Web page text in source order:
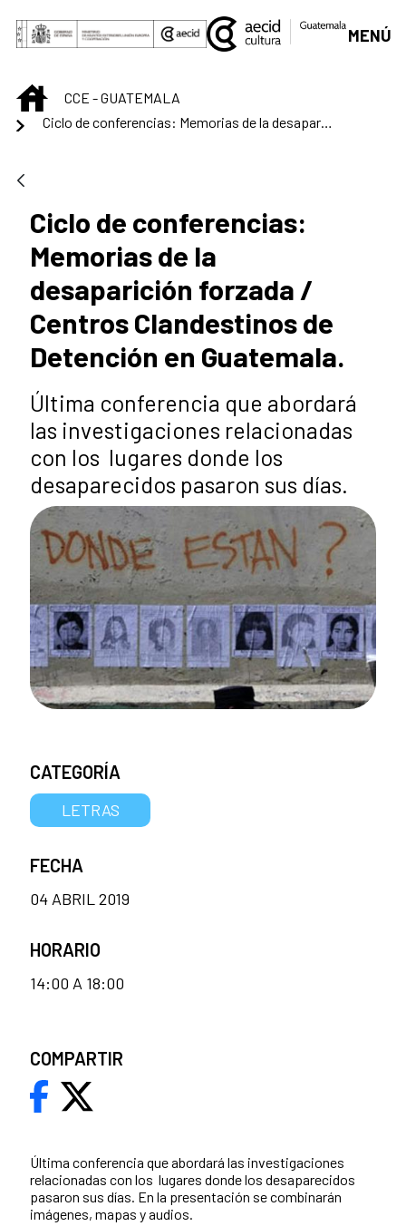
Saltar al contenido principal
MENÚ
INICIOCCE - GUATEMALA
Ciclo de conferencias: Memorias de la desaparición forzada / Centros Clandestinos de Detención en Guatemala.
Ciclo de conferencias:
Memorias de la
desaparición forzada /
Centros Clandestinos de
Detención en Guatemala.
Última conferencia que abordará
las investigaciones relacionadas
con los lugares donde los
desaparecidos pasaron sus días.
Última conferencia que abordará las investigaciones
relacionadas con los lugares donde los desaparecidos
pasaron sus días. En la presentación se combinarán
imágenes, mapas y audios.
CATEGORÍA
LETRAS
FECHA
04 ABRIL 2019
HORARIO
14:00 A 18:00
COMPARTIR